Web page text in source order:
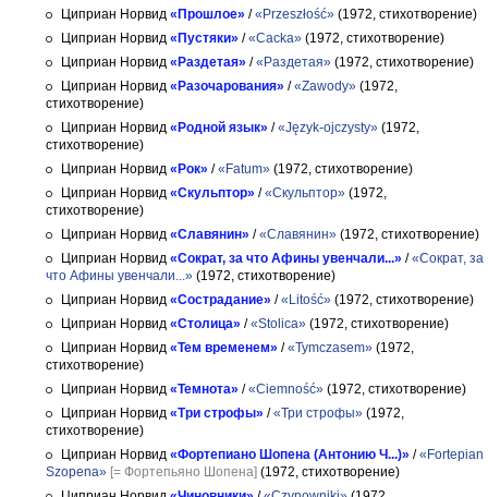
Циприан Норвид «Прошлое» /«Przeszłość» (1972, стихотворение)
Циприан Норвид «Пустяки» /«Cacka» (1972, стихотворение)
Циприан Норвид «Раздетая» /«Раздетая» (1972, стихотворение)
Циприан Норвид «Разочарования» /«Zawody» (1972,
стихотворение)
Циприан Норвид «Родной язык» /«Język-ojczysty» (1972,
стихотворение)
Циприан Норвид «Рок» /«Fatum» (1972, стихотворение)
Циприан Норвид «Скульптор» /«Скульптор» (1972,
стихотворение)
Циприан Норвид «Славянин» /«Славянин» (1972, стихотворение)
Циприан Норвид «Сократ, за что Афины увенчали...» /«Сократ, за
что Афины увенчали...» (1972, стихотворение)
Циприан Норвид «Сострадание» /«Litość» (1972, стихотворение)
Циприан Норвид «Столица» /«Stolica» (1972, стихотворение)
Циприан Норвид «Тем временем» /«Tymczasem» (1972,
стихотворение)
Циприан Норвид «Темнота» /«Ciemność» (1972, стихотворение)
Циприан Норвид «Три строфы» /«Три строфы» (1972,
стихотворение)
Циприан Норвид «Фортепиано Шопена (Антонию Ч...)» /«Fortepian
Szopena» [= Фортепьяно Шопена] (1972, стихотворение)